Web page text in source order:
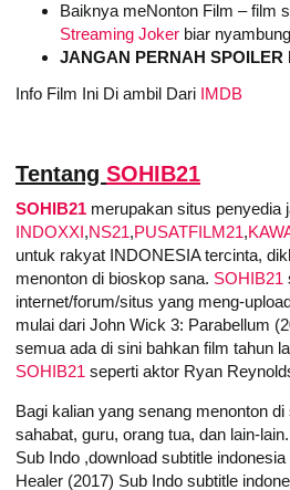
Baiknya meNonton Film – film
Streaming Joker biar
JANGAN PERNAH SPOILER
Info Film Ini Di ambil Dari IMDB
Tentang SOHIB21
SOHIB21 merupakan situs penyedia
INDOXXI,NS21,PUSATFILM21,
untuk rakyat INDONESIA tercinta,
menonton di bioskop sana. SOHIB21
internet/forum/situs yang meng-
mulai dari John Wick 3: Parabellum
semua ada di sini bahkan film tahun
SOHIB21 seperti aktor Ryan
Bagi kalian yang senang menonton
sahabat, guru, orang tua, dan lain-
Sub Indo ,download subtitle
Healer (2017) Sub Indo subtitle